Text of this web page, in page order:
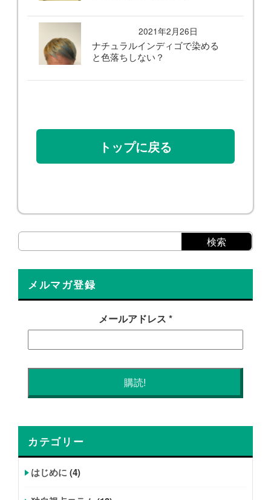
2021年2月26日
ナチュラルインディゴで染める
と色落ちしない？
トップに戻る
メルマガ登録
メールアドレス *
カテゴリー
はじめに(4)